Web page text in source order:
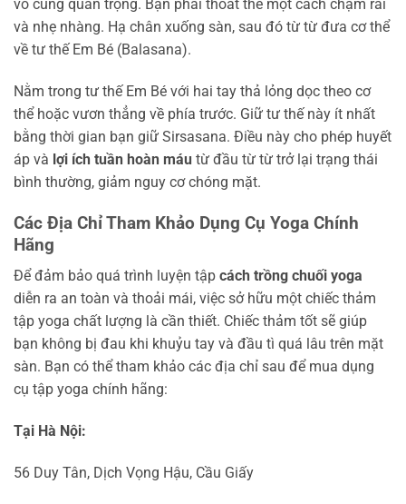
vô cùng quan trọng. Bạn phải thoát thế một cách chậm rãi
và nhẹ nhàng. Hạ chân xuống sàn, sau đó từ từ đưa cơ thể
về tư thế Em Bé (Balasana).
Nằm trong tư thế Em Bé với hai tay thả lỏng dọc theo cơ
thể hoặc vươn thẳng về phía trước. Giữ tư thế này ít nhất
bằng thời gian bạn giữ Sirsasana. Điều này cho phép huyết
áp và lợi ích tuần hoàn máu từ đầu từ từ trở lại trạng thái
bình thường, giảm nguy cơ chóng mặt.
Các Địa Chỉ Tham Khảo Dụng Cụ Yoga Chính
Hãng
Để đảm bảo quá trình luyện tập cách trồng chuối yoga
diễn ra an toàn và thoải mái, việc sở hữu một chiếc thảm
tập yoga chất lượng là cần thiết. Chiếc thảm tốt sẽ giúp
bạn không bị đau khi khuỷu tay và đầu tì quá lâu trên mặt
sàn. Bạn có thể tham khảo các địa chỉ sau để mua dụng
cụ tập yoga chính hãng:
Tại Hà Nội:
56 Duy Tân, Dịch Vọng Hậu, Cầu Giấy